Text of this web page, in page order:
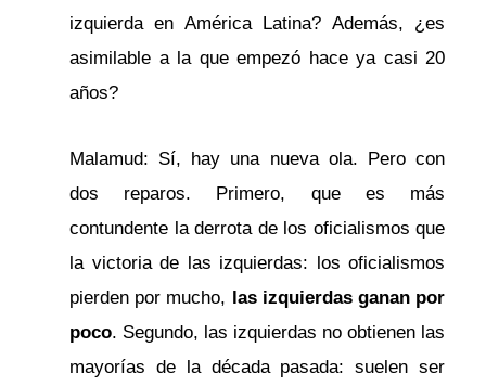
izquierda en América Latina? Además, ¿es
asimilable a la que empezó hace ya casi 20
años?
Malamud: Sí, hay una nueva ola. Pero con
dos reparos. Primero, que es más
contundente la derrota de los oficialismos que
la victoria de las izquierdas: los oficialismos
pierden por mucho,
las izquierdas ganan por
poco. Segundo, las izquierdas no obtienen las
mayorías de la década pasada: suelen ser